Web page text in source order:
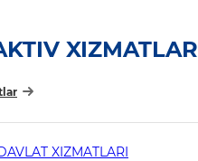
XIZMATLAR
XIZMATLARI